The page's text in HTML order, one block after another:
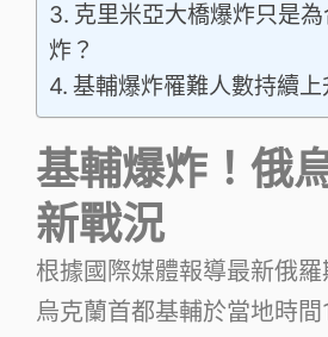
克里米亞大橋爆炸只是
炸？
基輔爆炸罹難人數持續上
基輔爆炸！俄
新戰況
根據國際媒體報導最新俄羅
烏克蘭首都基輔於當地時